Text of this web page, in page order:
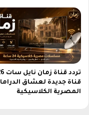
ل
ل
م
س
ت
خ
د
م
ي
ف
ي
ت
ا
ر
ي
خ
ا
ل
قناة جديدة لعشاق الدراما
المصرية الكلاسيكية